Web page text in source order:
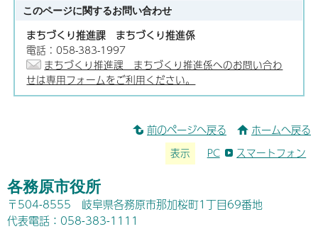
このページに関するお問い合わせ
まちづくり推進課 まちづくり推進係
電話：058-383-1997
まちづくり推進課 まちづくり推進係へのお問い合わ
せは専用フォームをご利用ください。
前のページへ戻る ホームへ戻る
表示 PC スマートフォン
各務原市役所
〒504-8555 岐阜県各務原市那加桜町1丁目69番地
代表電話：058-383-1111